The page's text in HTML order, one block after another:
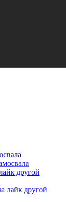
другой